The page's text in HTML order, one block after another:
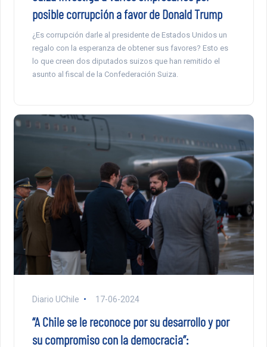
posible corrupción a favor de Donald Trump
¿Es corrupción darle al presidente de Estados Unidos un
regalo con la esperanza de obtener sus favores? Esto es
lo que creen dos diputados suizos que han remitido el
asunto al fiscal de la Confederación Suiza.
Diario UChile 17-06-2024
“A Chile se le reconoce por su desarrollo y por
su compromiso con la democracia”: